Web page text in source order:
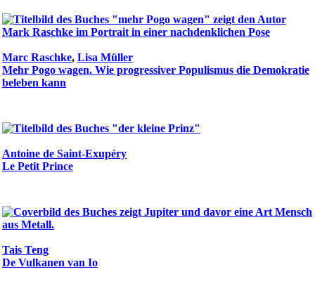
Marc Raschke, Lisa Müller
Mehr Pogo wagen. Wie progressiver Populismus die Demokratie
beleben kann
Antoine de Saint-Exupéry
Le Petit Prince
Tais Teng
De Vulkanen van Io